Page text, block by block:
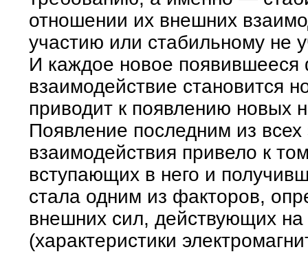
отношении их внешних
участию или стабильному не
И каждое новое появившееся
взаимодействие становится
приводит к появлению новых
Появление последним из всех
взаимодействия привело к
вступающих в него и
стала одним из факторов,
внешних сил, действующих
(характеристики